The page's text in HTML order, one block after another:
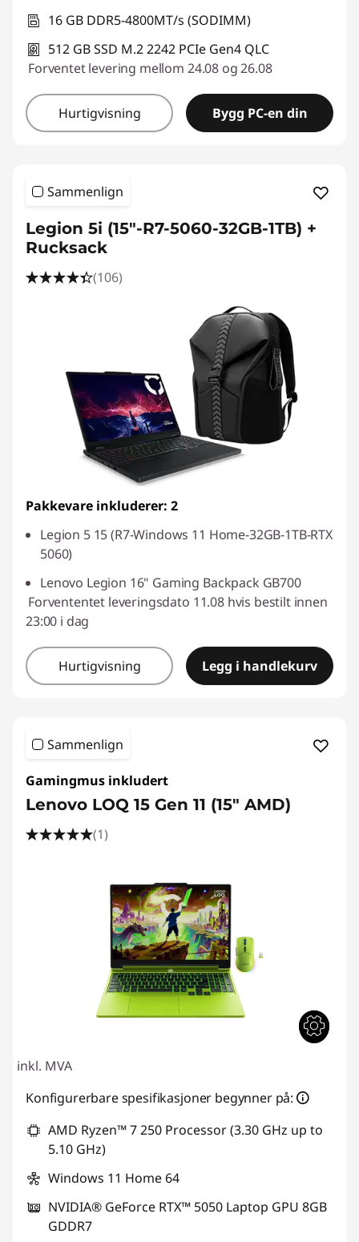
16 GB DDR5-4800MT/s (SODIMM)
512 GB SSD M.2 2242 PCIe Gen4 QLC
Forventet levering mellom 24.08 og 26.08
Hurtigvisning Bygg PC-en din
Sammenlign
Legion 5i (15"-R7-5060-32GB-1TB) +
Rucksack
(106)
Pakkevare inkluderer: 2
Legion 5 15 (R7-Windows 11 Home-32GB-1TB-RTX
5060)
Lenovo Legion 16" Gaming Backpack GB700
Forvententet leveringsdato 11.08 hvis bestilt innen
23:00 i dag
Hurtigvisning Legg i handlekurv
Sammenlign
Gamingmus inkludert
Lenovo LOQ 15 Gen 11 (15" AMD)
(1)
inkl. MVA
Konfigurerbare spesifikasjoner begynner på:
AMD Ryzen™ 7 250 Processor (3.30 GHz up to
5.10 GHz)
Windows 11 Home 64
NVIDIA® GeForce RTX™ 5050 Laptop GPU 8GB
GDDR7